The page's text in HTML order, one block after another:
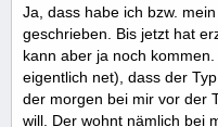
Ja, dass habe ich bzw.
geschrieben. Bis jetzt hat
kann aber ja noch
eigentlich net), dass der
der morgen bei mir vor der
will. Der wohnt nämlich bei